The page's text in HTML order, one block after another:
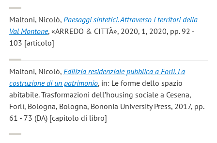
Maltoni, Nicolò, Paesaggi sintetici. Attraverso i territori della
Val Montone, «ARREDO & CITTÀ», 2020, 1, 2020, pp. 92 -
103 [articolo]
Maltoni, Nicolò, Edilizia residenziale pubblica a Forlì. La
costruzione di un patrimonio, in: Le forme dello spazio
abitabile. Trasformazioni dell’housing sociale a Cesena,
Forlì, Bologna, Bologna, Bononia University Press, 2017, pp.
61 - 73 (DA) [capitolo di libro]